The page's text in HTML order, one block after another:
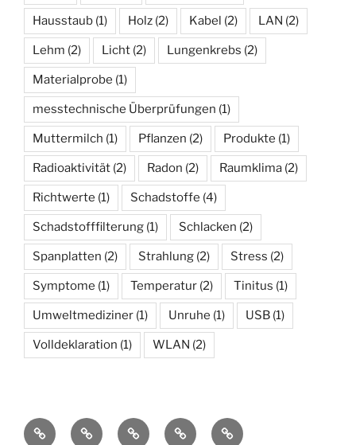
Hausstaub (1) Holz (2) Kabel (2) LAN (2)
Lehm (2) Licht (2) Lungenkrebs (2)
Materialprobe (1)
messtechnische Überprüfungen (1)
Muttermilch (1) Pflanzen (2) Produkte (1)
Radioaktivität (2) Radon (2) Raumklima (2)
Richtwerte (1) Schadstoffe (4)
Schadstofffilterung (1) Schlacken (2)
Spanplatten (2) Strahlung (2) Stress (2)
Symptome (1) Temperatur (2) Tinitus (1)
Umweltmediziner (1) Unruhe (1) USB (1)
Volldeklaration (1) WLAN (2)
Knowledge
Vielen
Schimmelanalyse
SchimmelanalyseSchadstoffkatalog